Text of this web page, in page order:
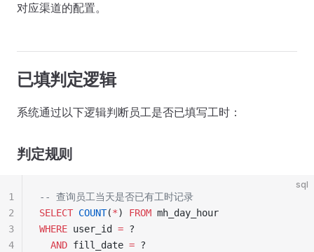
对应渠道的配置。
已填判定逻辑
系统通过以下逻辑判断员工是否已填写工时：
判定规则
sql
-- 查询员工当天是否已有工时记录
SELECT COUNT(*) FROM mh_day_hour
WHERE user_id = ?
  AND
fill_date = ?
1
2
3
4